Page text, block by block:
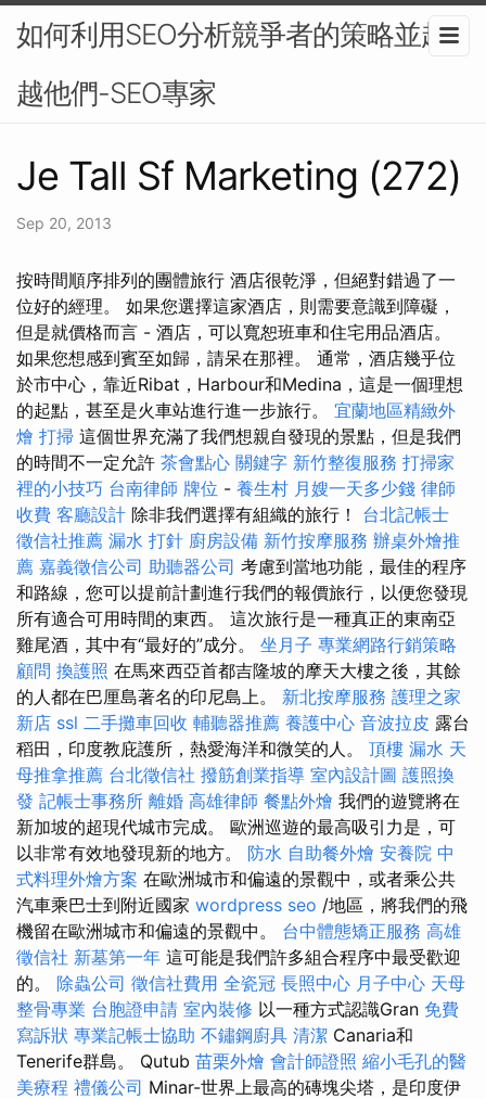
如何利用SEO分析競爭者的策略並超
越他們-SEO專家
Je Tall Sf Marketing (272)
Sep 20, 2013
按時間順序排列的團體旅行 酒店很乾淨，但絕對錯過了一
位好的經理。 如果您選擇這家酒店，則需要意識到障礙，
但是就價格而言 - 酒店，可以寬恕班車和住宅用品酒店。
如果您想感到賓至如歸，請呆在那裡。 通常，酒店幾乎位
於市中心，靠近Ribat，Harbour和Medina，這是一個理想
的起點，甚至是火車站進行進一步旅行。 宜蘭地區精緻外
燴 打掃 這個世界充滿了我們想親自發現的景點，但是我們
的時間不一定允許 茶會點心 關鍵字 新竹整復服務 打掃家
裡的小技巧 台南律師 牌位 - 養生村 月嫂一天多少錢 律師
收費 客廳設計 除非我們選擇有組織的旅行！ 台北記帳士
徵信社推薦 漏水 打針 廚房設備 新竹按摩服務 辦桌外燴推
薦 嘉義徵信公司 助聽器公司 考慮到當地功能，最佳的程序
和路線，您可以提前計劃進行我們的報價旅行，以便您發現
所有適合可用時間的東西。 這次旅行是一種真正的東南亞
雞尾酒，其中有“最好的”成分。 坐月子 專業網路行銷策略
顧問 換護照 在馬來西亞首都吉隆坡的摩天大樓之後，其餘
的人都在巴厘島著名的印尼島上。 新北按摩服務 護理之家
新店 ssl 二手攤車回收 輔聽器推薦 養護中心 音波拉皮 露台
稻田，印度教庇護所，熱愛海洋和微笑的人。 頂樓 漏水 天
母推拿推薦 台北徵信社 撥筋創業指導 室內設計圖 護照換
發 記帳士事務所 離婚 高雄律師 餐點外燴 我們的遊覽將在
新加坡的超現代城市完成。 歐洲巡遊的最高吸引力是，可
以非常有效地發現新的地方。 防水 自助餐外燴 安養院 中
式料理外燴方案 在歐洲城市和偏遠的景觀中，或者乘公共
汽車乘巴士到附近國家 wordpress seo /地區，將我們的飛
機留在歐洲城市和偏遠的景觀中。 台中體態矯正服務 高雄
徵信社 新墓第一年 這可能是我們許多組合程序中最受歡迎
的。 除蟲公司 徵信社費用 全瓷冠 長照中心 月子中心 天母
整骨專業 台胞證申請 室內裝修 以一種方式認識Gran 免費
寫訴狀 專業記帳士協助 不鏽鋼廚具 清潔 Canaria和
Tenerife群島。 Qutub 苗栗外燴 會計師證照 縮小毛孔的醫
美療程 禮儀公司 Minar-世界上最高的磚塊尖塔，是印度伊